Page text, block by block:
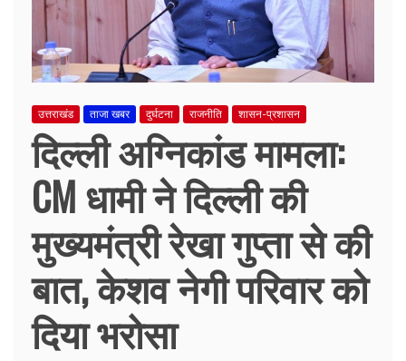
उत्तराखंड ताजा खबर दुर्घटना राजनीति शासन-प्रशासन
दिल्ली अग्निकांड मामला:
CM धामी ने दिल्ली की
मुख्यमंत्री रेखा गुप्ता से की
बात, केशव नेगी परिवार को
दिया भरोसा